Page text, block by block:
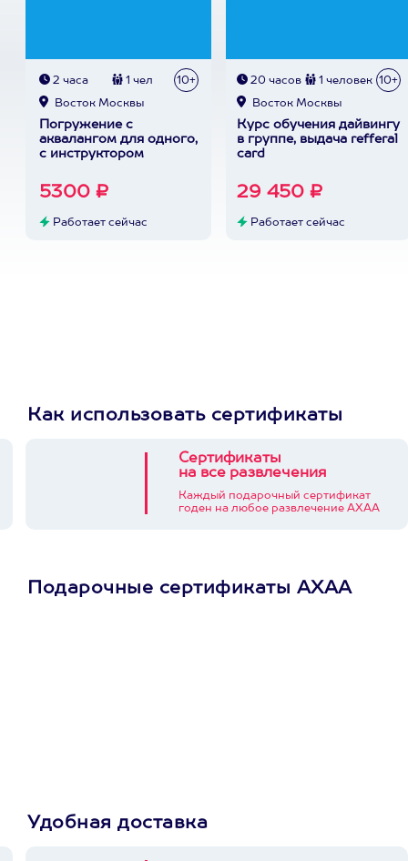
2 часа 1 чел 10+
Восток Москвы
Погружение с
аквалангом для одного,
с инструктором
5300 ₽
Работает сейчас
20 часов 1 человек 10+
Восток Москвы
Курс обучения дайвингу
в группе, выдача refferal
card
29 450 ₽
Работает сейчас
Как использовать сертификаты
Сертификаты
на все развлечения
Каждый подарочный сертификат
годен на любое развлечение АХАА
Подарочные сертификаты АХАА
Удобная доставка